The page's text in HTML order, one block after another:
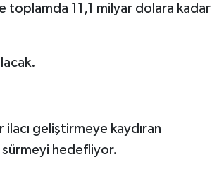
toplamda 11,1 milyar dolara kadar
ilacı geliştirmeye kaydıran
sürmeyi hedefliyor.